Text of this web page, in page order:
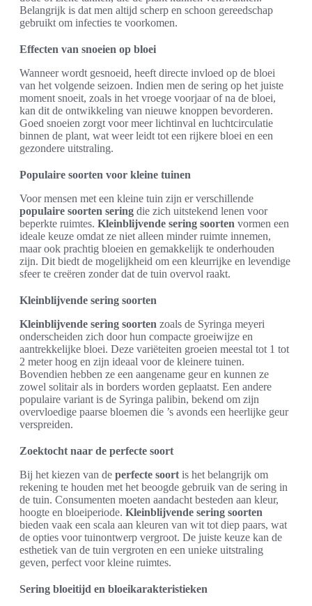
Belangrijk is dat men altijd scherp en schoon gereedschap
gebruikt om infecties te voorkomen.
Effecten van snoeien op bloei
Wanneer wordt gesnoeid, heeft directe invloed op de bloei
van het volgende seizoen. Indien men de sering op het juiste
moment snoeit, zoals in het vroege voorjaar of na de bloei,
kan dit de ontwikkeling van nieuwe knoppen bevorderen.
Goed snoeien zorgt voor meer lichtinval en luchtcirculatie
binnen de plant, wat weer leidt tot een rijkere bloei en een
gezondere uitstraling.
Populaire soorten voor kleine tuinen
Voor mensen met een kleine tuin zijn er verschillende
populaire soorten sering die zich uitstekend lenen voor
beperkte ruimtes. Kleinblijvende sering soorten vormen een
ideale keuze omdat ze niet alleen minder ruimte innemen,
maar ook prachtig bloeien en gemakkelijk te onderhouden
zijn. Dit biedt de mogelijkheid om een kleurrijke en levendige
sfeer te creëren zonder dat de tuin overvol raakt.
Kleinblijvende sering soorten
Kleinblijvende sering soorten zoals de Syringa meyeri
onderscheiden zich door hun compacte groeiwijze en
aantrekkelijke bloei. Deze variëteiten groeien meestal tot 1 tot
2 meter hoog en zijn ideaal voor de kleinere tuinen.
Bovendien hebben ze een aangename geur en kunnen ze
zowel solitair als in borders worden geplaatst. Een andere
populaire variant is de Syringa palibin, bekend om zijn
overvloedige paarse bloemen die ’s avonds een heerlijke geur
verspreiden.
Zoektocht naar de perfecte soort
Bij het kiezen van de perfecte soort is het belangrijk om
rekening te houden met het beoogde gebruik van de sering in
de tuin. Consumenten moeten aandacht besteden aan kleur,
hoogte en bloeiperiode. Kleinblijvende sering soorten
bieden vaak een scala aan kleuren van wit tot diep paars, wat
de opties voor tuinontwerp vergroot. De juiste keuze kan de
esthetiek van de tuin vergroten en een unieke uitstraling
geven, perfect voor kleine ruimtes.
Sering bloeitijd en bloeikarakteristieken